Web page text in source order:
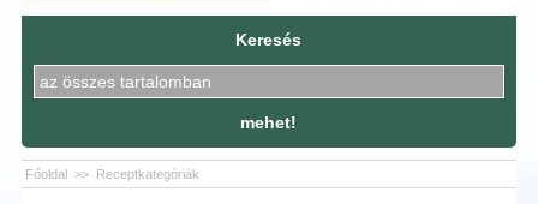
Keresés
mehet!
Főoldal >> Receptkategóriák